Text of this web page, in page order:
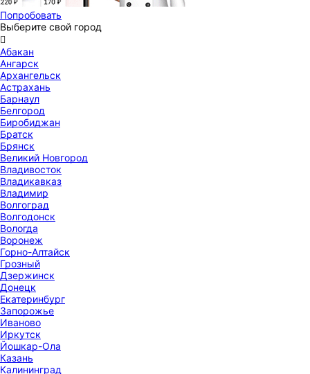
Попробовать
Выберите свой город

Абакан
Ангарск
Архангельск
Астрахань
Барнаул
Белгород
Биробиджан
Братск
Брянск
Великий Новгород
Владивосток
Владикавказ
Владимир
Волгоград
Волгодонск
Вологда
Воронеж
Горно-Алтайск
Грозный
Дзержинск
Донецк
Екатеринбург
Запорожье
Иваново
Иркутск
Йошкар-Ола
Казань
Калининград